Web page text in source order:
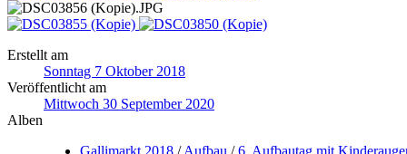
Erstellt am
Sonntag 7 Oktober 2018
Veröffentlicht am
Mittwoch 30 September 2020
Alben
Gallimarkt 2018 /Aufbau /6. Aufbautag mit